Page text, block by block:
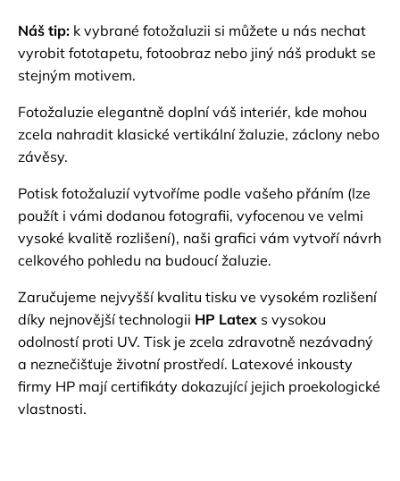
Náš tip: k vybrané fotožaluzii si můžete u nás nechat
vyrobit fototapetu, fotoobraz nebo jiný náš produkt se
stejným motivem.
Fotožaluzie elegantně doplní váš interiér, kde mohou
zcela nahradit klasické vertikální žaluzie, záclony nebo
závěsy.
Potisk fotožaluzií vytvoříme podle vašeho přáním (lze
použít i vámi dodanou fotografii, vyfocenou ve velmi
vysoké kvalitě rozlišení), naši grafici vám vytvoří návrh
celkového pohledu na budoucí žaluzie.
Zaručujeme nejvyšší kvalitu tisku ve vysokém rozlišení
díky nejnovější technologii HP Latex s vysokou
odolností proti UV. Tisk je zcela zdravotně nezávadný
a neznečišťuje životní prostředí. Latexové inkousty
firmy HP mají certifikáty dokazující jejich proekologické
vlastnosti.